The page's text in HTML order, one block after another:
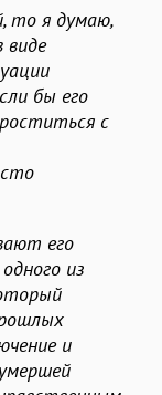
то я думаю,
виде
бы его
с
его
из
и